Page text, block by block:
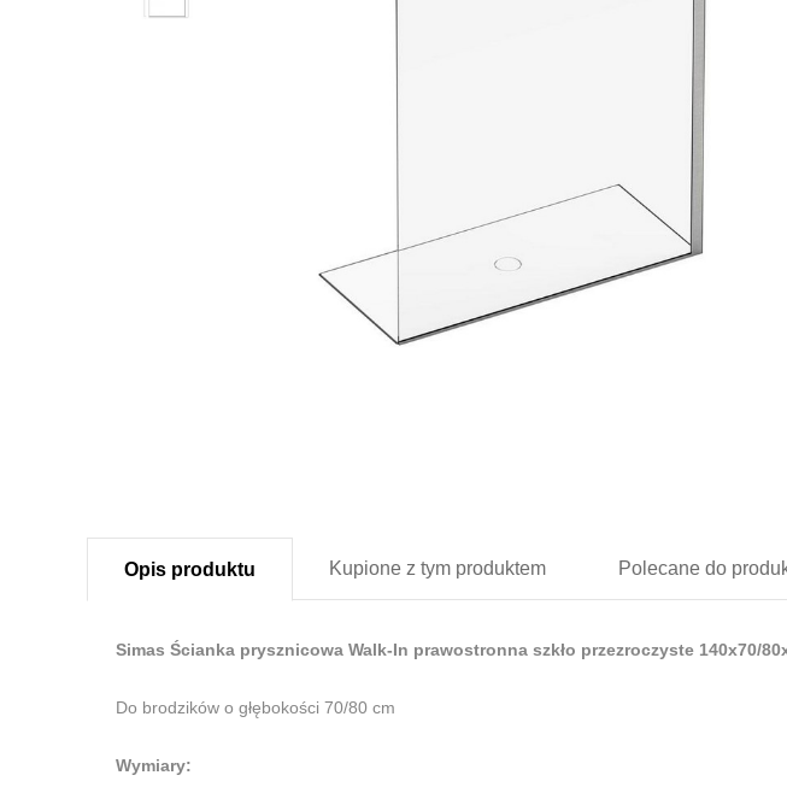
Opis produktu Kupione z tym produktem Polecane do
Simas Ścianka prysznicowa Walk-In prawostronna szkło przezroczyste 140x70/
Do brodzików o głębokości 70/80 cm
Wymiary: